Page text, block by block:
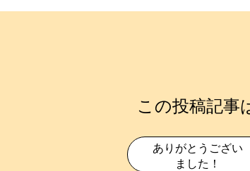
この投稿記事
ありがとうござい
ました！